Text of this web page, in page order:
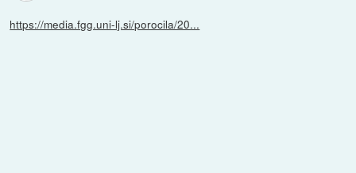
https://media.fgg.uni-lj.si/porocila/20...